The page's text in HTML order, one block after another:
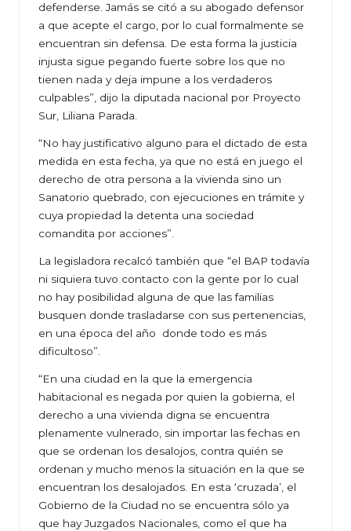
defenderse. Jamás se citó a su abogado defensor
a que acepte el cargo, por lo cual formalmente se
encuentran sin defensa. De esta forma la justicia
injusta sigue pegando fuerte sobre los que no
tienen nada y deja impune a los verdaderos
culpables”, dijo la diputada nacional por Proyecto
Sur, Liliana Parada.
“No hay justificativo alguno para el dictado de esta
medida en esta fecha, ya que no está en juego el
derecho de otra persona a la vivienda sino un
Sanatorio quebrado, con ejecuciones en trámite y
cuya propiedad la detenta una sociedad
comandita por acciones”.
La legisladora recalcó también que “el BAP todavía
ni siquiera tuvo contacto con la gente por lo cual
no hay posibilidad alguna de que las familias
busquen donde trasladarse con sus pertenencias,
en una época del año donde todo es más
dificultoso”.
“En una ciudad en la que la emergencia
habitacional es negada por quien la gobierna, el
derecho a una vivienda digna se encuentra
plenamente vulnerado, sin importar las fechas en
que se ordenan los desalojos, contra quién se
ordenan y mucho menos la situación en la que se
encuentran los desalojados. En esta ‘cruzada’, el
Gobierno de la Ciudad no se encuentra sólo ya
que hay Juzgados Nacionales, como el que ha